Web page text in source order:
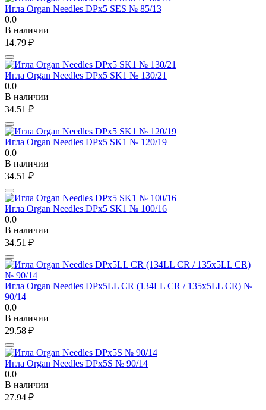
Игла Organ Needles DPx5 SES № 85/13
0.0
В наличии
14.79 ₽
Игла Organ Needles DPx5 SK1 № 130/21
0.0
В наличии
34.51 ₽
Игла Organ Needles DPx5 SK1 № 120/19
0.0
В наличии
34.51 ₽
Игла Organ Needles DPx5 SK1 № 100/16
0.0
В наличии
34.51 ₽
Игла Organ Needles DPx5LL CR (134LL CR / 135x5LL CR) №
90/14
0.0
В наличии
29.58 ₽
Игла Organ Needles DPx5S № 90/14
0.0
В наличии
27.94 ₽